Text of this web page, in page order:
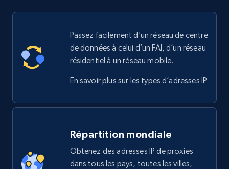
Passez facilement d’un réseau de centre
de données à celui d’un FAI, d’un réseau
résidentiel à un réseau mobile.
En savoir plus sur les types d’adresses IP
Répartition mondiale
Obtenez des adresses IP de proxies
dans tous les pays, toutes les villes,